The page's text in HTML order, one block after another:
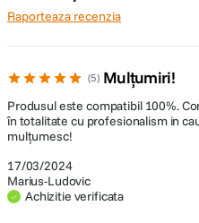
Raporteaza recenzia
5 Mulțumiri!
17/03/2024
Marius-Ludovic
Achizitie verificata
Produsul este compatibil 100%.
în totalitate cu profesionalism in
mulțumesc!